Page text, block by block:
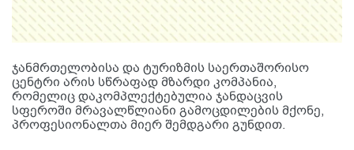
ჯანმრთელობისა და ტურიზმის საერთაშორისო
ცენტრი არის სწრაფად მზარდი კომპანია,
რომელიც დაკომპლექტებულია ჯანდაცვის
სფეროში მრავალწლიანი გამოცდილების მქონე,
პროფესიონალთა მიერ შემდგარი გუნდით.